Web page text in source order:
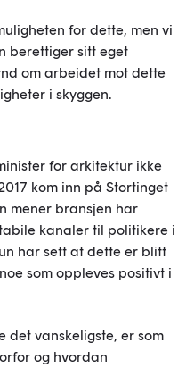
for dette, men vi
berettiger sitt eget
om arbeidet mot dette
i skyggen.
for arkitektur ikke
kom inn på Stortinget
mener bransjen har
kanaler til politikere i
har sett at dette er blitt
som oppleves positivt i
det vanskeligste, er som
og hvordan